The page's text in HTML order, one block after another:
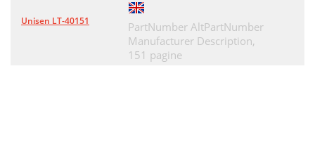
Unisen LT-40151
PartNumber AltPartNumber
Manufacturer Description,
151 pagine